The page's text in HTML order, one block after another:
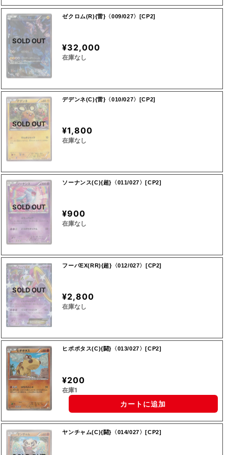
SOLD OUT
ゼクロム(R){雷}〈009/027〉[CP2]
¥32,000
在庫なし
SOLD OUT
デデンネ(C){雷}〈010/027〉[CP2]
¥1,800
在庫なし
SOLD OUT
ソーナンス(C){超}〈011/027〉[CP2]
¥900
在庫なし
SOLD OUT
フーパEX(RR){超}〈012/027〉[CP2]
¥2,800
在庫なし
ヒポポタス(C){闘}〈013/027〉[CP2]
¥200
在庫1
カートに追加
ヤンチャム(C){闘}〈014/027〉[CP2]